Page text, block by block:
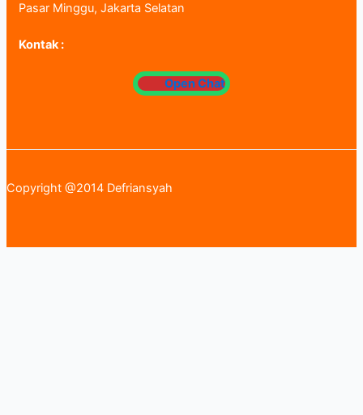
Pasar Minggu, Jakarta Selatan
Kontak :
Open Chat
Copyright @2014 Defriansyah